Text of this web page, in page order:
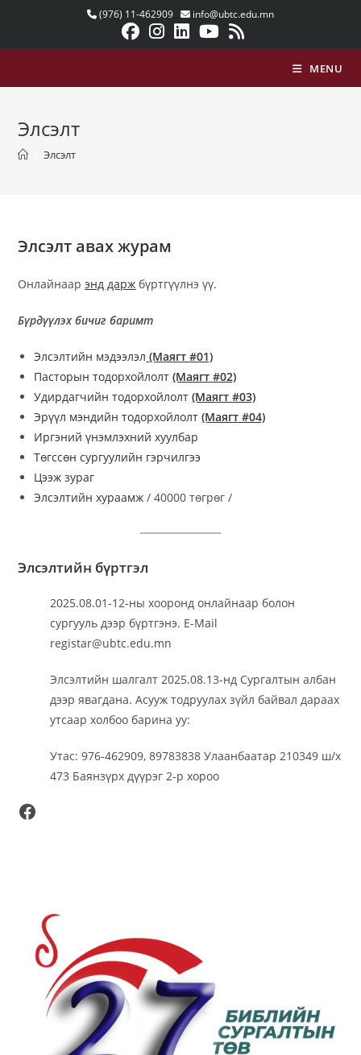
content
(976) 11-462909 info@ubtc.edu.mn
MENU
Элсэлт
Элсэлт
Элсэлт авах журам
Онлайнаарэнд дарж бүртгүүлнэ үү.
Бүрдүүлэх бичиг баримт
Элсэлтийн мэдээлэл (Маягт #01)
Пасторын тодорхойлолт(Маягт #02)
Удирдагчийн тодорхойлолт(Маягт #03)
Эрүүл мэндийн тодорхойлолт(Маягт #04)
Иргэний үнэмлэхний хуулбар
Төгссөн сургуулийн гэрчилгээ
Цээж зураг
Элсэлтийн хураамж / 40000 төгрөг /
Элсэлтийн бүртгэл
2025.08.01-12-ны хооронд онлайнаар болон
сургууль дээр бүртгэнэ. E-Mail
registar@ubtc.edu.mn
Элсэлтийн шалгалт 2025.08.13-нд Сургалтын албан
дээр явагдана. Асууж тодруулах зүйл байвал дараах
утсаар холбоо барина уу:
Утас: 976-462909, 89783838 Улаанбаатар 210349 ш/х
473 Баянзүрх дүүрэг 2-р хороо
Facebook